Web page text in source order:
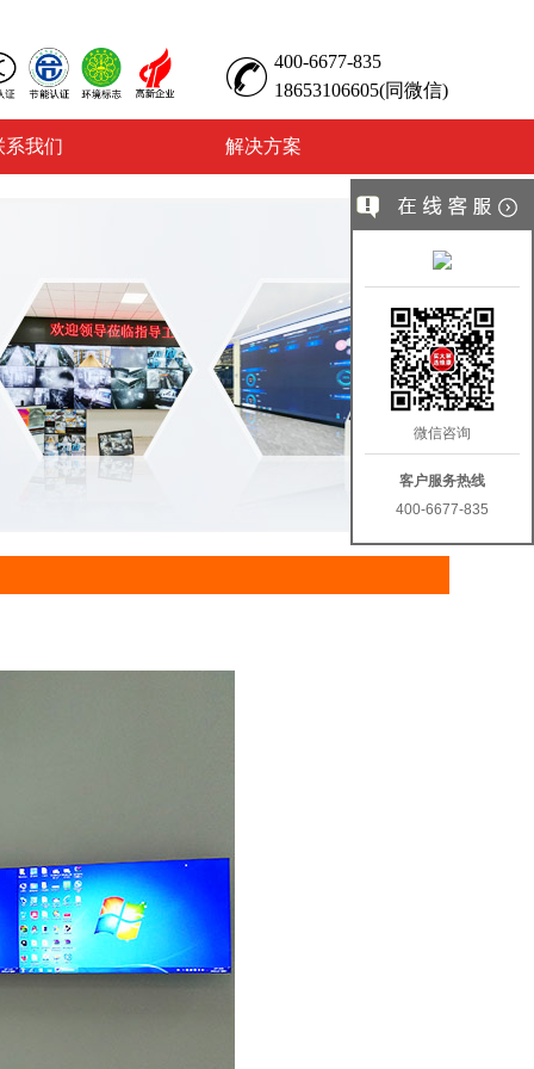
400-6677-835
18653106605(同微信)
系我们 解决方案
微信咨询
客户服务热线
400-6677-835